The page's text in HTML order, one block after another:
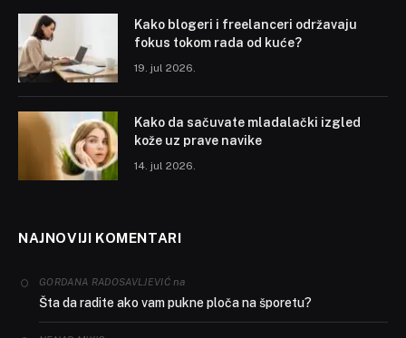
Kako blogeri i freelanceri održavaju
fokus tokom rada od kuće?
19. jul 2026.
Kako da sačuvate mladalački izgled
kože uz prave navike
14. jul 2026.
NAJNOVIJI KOMENTARI
GORDANA RADOSAVLJEVIĆna
Šta da radite ako vam pukne ploča na šporetu?